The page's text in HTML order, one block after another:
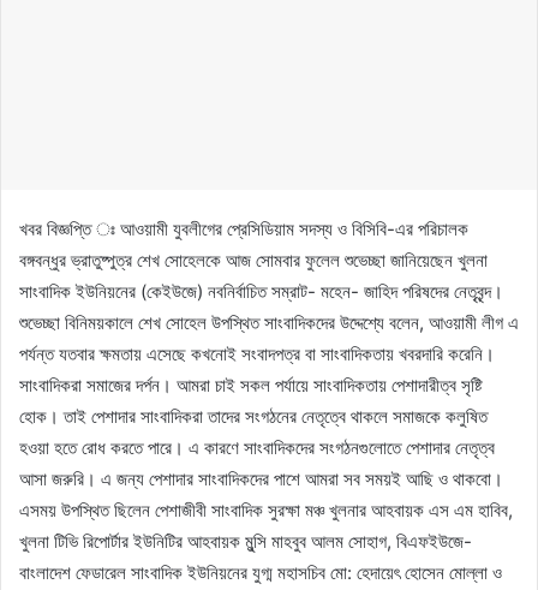
খবর বিজ্ঞপ্তি ঃ আওয়ামী যুবলীগের প্রেসিডিয়াম সদস্য ও বিসিবি-এর পরিচালক
বঙ্গবন্ধুর ভ্রাতুষ্পুত্র শেখ সোহেলকে আজ সোমবার ফুলেল শুভেচ্ছা জানিয়েছেন খুলনা
সাংবাদিক ইউনিয়নের (কেইউজে) নবনির্বাচিত সম্রাট- মহেন- জাহিদ পরিষদের নেতৃবৃন্দ।
শুভেচ্ছা বিনিময়কালে শেখ সোহেল উপস্থিত সাংবাদিকদের উদ্দেশ্যে বলেন, আওয়ামী লীগ এ
পর্যন্ত যতবার ক্ষমতায় এসেছে কখনোই সংবাদপত্র বা সাংবাদিকতায় খবরদারি করেনি।
সাংবাদিকরা সমাজের দর্পন। আমরা চাই সকল পর্যায়ে সাংবাদিকতায় পেশাদারীত্ব সৃষ্টি
হোক। তাই পেশাদার সাংবাদিকরা তাদের সংগঠনের নেতৃত্বে থাকলে সমাজকে কলুষিত
হওয়া হতে রোধ করতে পারে। এ কারণে সাংবাদিকদের সংগঠনগুলোতে পেশাদার নেতৃত্ব
আসা জরুরি। এ জন্য পেশাদার সাংবাদিকদের পাশে আমরা সব সময়ই আছি ও থাকবো।
এসময় উপস্থিত ছিলেন পেশাজীবী সাংবাদিক সুরক্ষা মঞ্চ খুলনার আহবায়ক এস এম হাবিব,
খুলনা টিভি রিপোর্টার ইউনিটির আহবায়ক মুন্সি মাহবুব আলম সোহাগ, বিএফইউজে-
বাংলাদেশ ফেডারেল সাংবাদিক ইউনিয়নের যুগ্ম মহাসচিব মো: হেদায়েৎ হোসেন মোল্লা ও